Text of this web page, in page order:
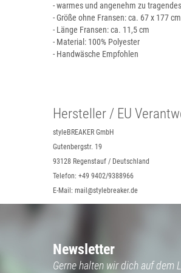
- warmes und angenehm zu
- Größe ohne Fransen: ca. 67 x 177
- Länge Fransen: ca. 11,5 cm
- Material: 100% Polyester
- Handwäsche Empfohlen
Hersteller / EU
styleBREAKER GmbH
Gutenbergstr. 19
93128 Regenstauf / Deutschland
Telefon: +49 9402/9388966
E-Mail: mail@stylebreaker.de
Newsletter
Gerne halten wir dich auf dem